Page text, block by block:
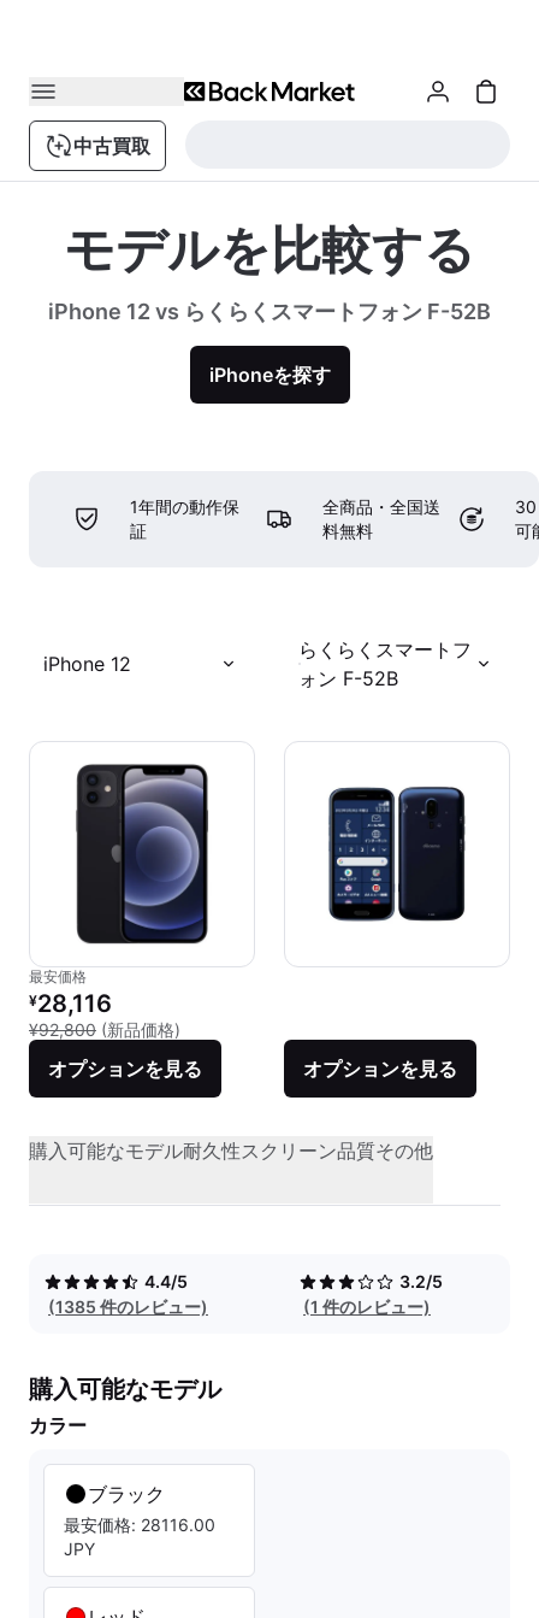
中古買取
モデルを比較する
iPhone 12 vs らくらくスマートフォン F-52B
iPhoneを探す
1年間の動作保
証
全商品・全国送
料無料
30
可
iPhone 12
らくらくスマートフ
ォン F-52B
最安価格
リファービッシュ品の価格：
¥28,116
¥92,800 (新品価格)
オプションを見る オプションを見る
購入可能なモデル耐久性スクリーン品質その他
4.4/5
(1385 件のレビュー)
3.2/5
(1 件のレビュー)
購入可能なモデル
カラー
ブラック
最安価格: 28116.00
JPY